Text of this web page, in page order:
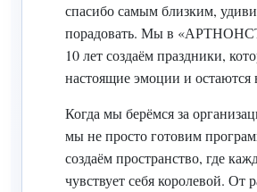
спасибо самым близким,
порадовать. Мы в
10 лет создаём праздники,
настоящие эмоции и остаются
Когда мы берёмся за
мы не просто готовим
создаём пространство, где
чувствует себя королевой. От